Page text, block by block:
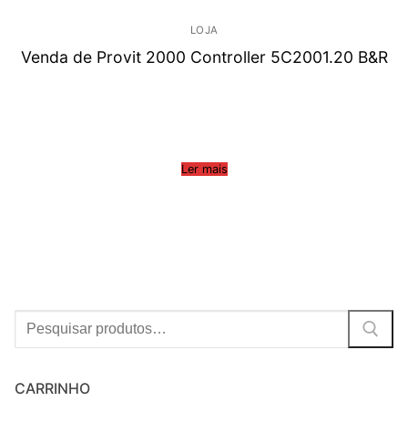
LOJA
Venda de Provit 2000 Controller 5C2001.20 B&R
Ler mais
Procurar:
CARRINHO